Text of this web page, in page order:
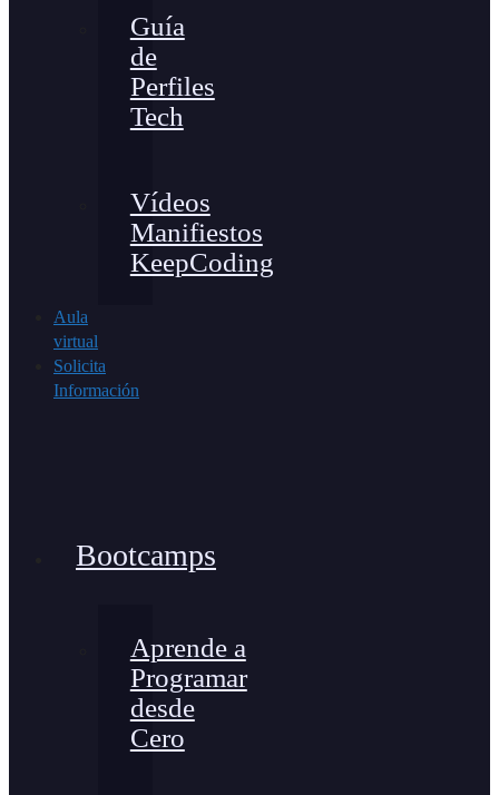
Guía
de
Perfiles
Tech
Vídeos
Manifiestos
KeepCoding
Aula
virtual
Solicita
Información
Bootcamps
Aprende a
Programar
desde
Cero